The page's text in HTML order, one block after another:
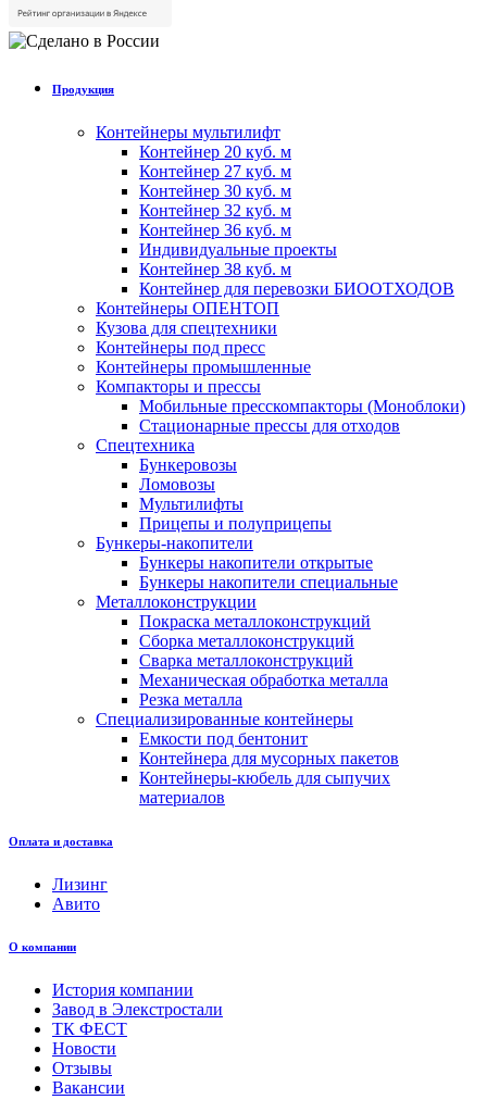
Продукция
Контейнеры мультилифт
Контейнер 20 куб. м
Контейнер 27 куб. м
Контейнер 30 куб. м
Контейнер 32 куб. м
Контейнер 36 куб. м
Индивидуальные проекты
Контейнер 38 куб. м
Контейнер для перевозки БИООТХОДОВ
Контейнеры ОПЕНТОП
Кузова для спецтехники
Контейнеры под пресс
Контейнеры промышленные
Компакторы и прессы
Мобильные пресскомпакторы (Моноблоки)
Стационарные прессы для отходов
Спецтехника
Бункеровозы
Ломовозы
Мультилифты
Прицепы и полуприцепы
Бункеры-накопители
Бункеры накопители открытые
Бункеры накопители специальные
Металлоконструкции
Покраска металлоконструкций
Сборка металлоконструкций
Сварка металлоконструкций
Механическая обработка металла
Резка металла
Специализированные контейнеры
Емкости под бентонит
Контейнера для мусорных пакетов
Контейнеры-кюбель для сыпучих
материалов
Оплата и доставка
Лизинг
Авито
О компании
История компании
Завод в Элекстростали
ТК ФЕСТ
Новости
Отзывы
Вакансии